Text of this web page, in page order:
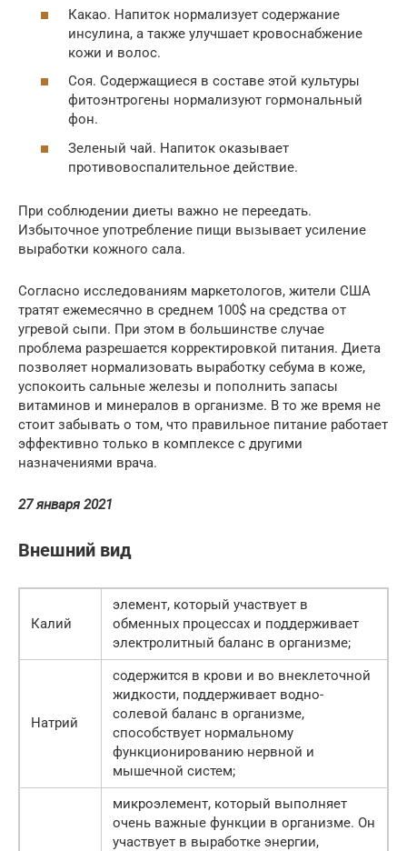
Какао. Напиток нормализует содержание
инсулина, а также улучшает кровоснабжение
кожи и волос.
Соя. Содержащиеся в составе этой культуры
фитоэнтрогены нормализуют гормональный
фон.
Зеленый чай. Напиток оказывает
противовоспалительное действие.
При соблюдении диеты важно не переедать.
Избыточное употребление пищи вызывает усиление
выработки кожного сала.
Согласно исследованиям маркетологов, жители США
тратят ежемесячно в среднем 100$ на средства от
угревой сыпи. При этом в большинстве случае
проблема разрешается корректировкой питания. Диета
позволяет нормализовать выработку себума в коже,
успокоить сальные железы и пополнить запасы
витаминов и минералов в организме. В то же время не
стоит забывать о том, что правильное питание работает
эффективно только в комплексе с другими
назначениями врача.
27 января 2021
Внешний вид
Калий
элемент, который участвует в
обменных процессах и поддерживает
электролитный баланс в организме;
Натрий
содержится в крови и во внеклеточной
жидкости, поддерживает водно-
солевой баланс в организме,
способствует нормальному
функционированию нервной и
мышечной систем;
микроэлемент, который выполняет
очень важные функции в организме. Он
участвует в выработке энергии,